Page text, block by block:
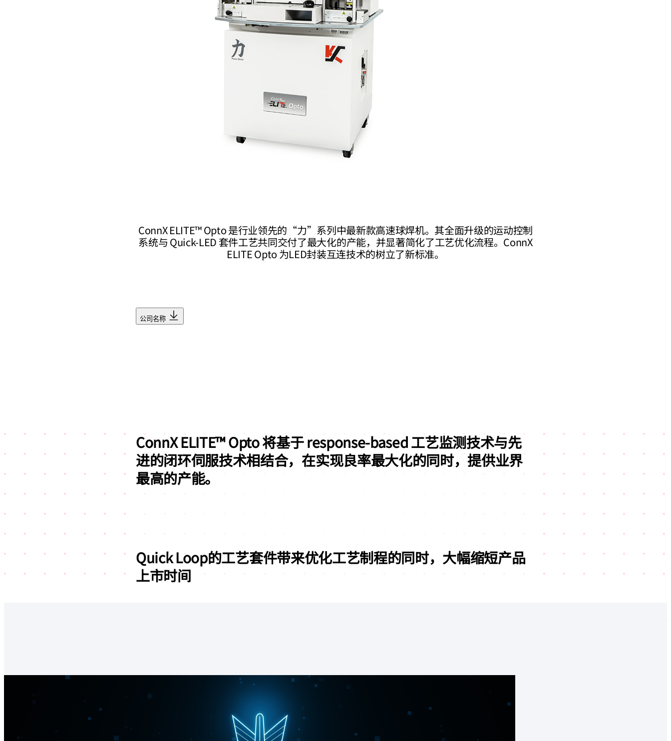
ConnX ELITE™ Opto 是行业领先的“力”系列中最新款高速球焊机。其全面升级的运动控制
系统与 Quick-LED 套件工艺共同交付了最大化的产能，并显著简化了工艺优化流程。ConnX
ELITE Opto 为LED封装互连技术的树立了新标准。
公司名称
ConnX ELITE™ Opto 将基于 response-based 工艺监测技术与先
进的闭环伺服技术相结合， 在实现良率最大化的同时，提供业界
最高的产能。
Quick Loop的工艺套件带来优化工艺制程的同时，大幅缩短产品
上市时间